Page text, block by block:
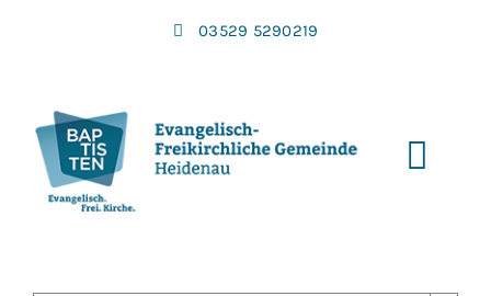
03529 5290219